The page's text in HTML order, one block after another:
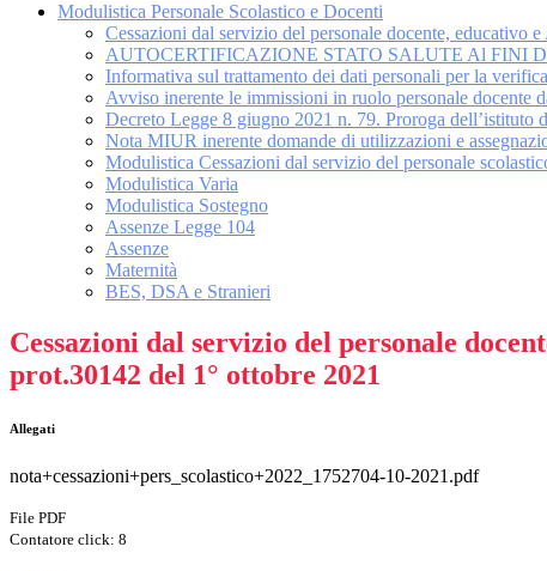
Modulistica Personale Scolastico e Docenti
Cessazioni dal servizio del personale docente, educativo
AUTOCERTIFICAZIONE STATO SALUTE Al FINI
Informativa sul trattamento dei dati personali per la
Avviso inerente le immissioni in ruolo personale docente
Decreto Legge 8 giugno 2021 n. 79. Proroga
Nota MIUR inerente domande di utilizzazioni e
Modulistica Cessazioni dal servizio del personale
Modulistica Varia
Modulistica Sostegno
Assenze Legge 104
Assenze
Maternità
BES, DSA e Stranieri
Cessazioni dal servizio del personale
prot.30142 del 1° ottobre 2021
Allegati
nota+cessazioni+pers_scolastico+2022_1752704-10-2021.pdf
File PDF
Contatore click: 8